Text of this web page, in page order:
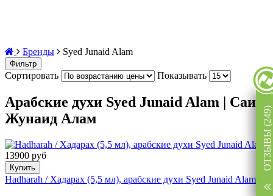
Бренды Syed Junaid Alam
Фильтр
Сортировать Показывать
Арабские духи Syed Junaid Alam | Саид
Жунаид Алам
13900 руб
Купить
Hadharah / Хадарах (5,5 мл), арабские духи Syed Junaid Alam
ОТЗЫВЫ (249)